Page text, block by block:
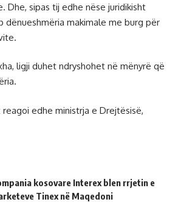
Dhe, sipas tij edhe nëse juridikisht
dënueshmëria makimale me burg për
ligji duhet ndryshohet në mënyrë që
edhe ministrja e Drejtësisë,
kosovare Interex blen rrjetin e
Tinex në Maqedoni